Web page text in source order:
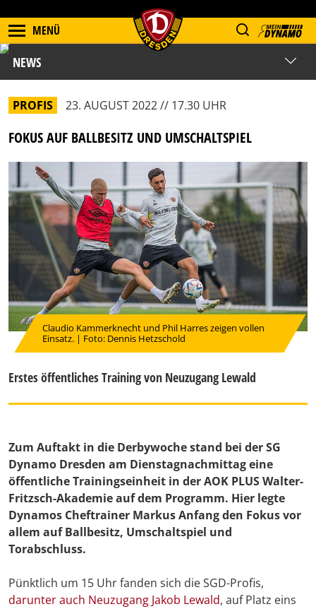
MENÜ
NEWS
PROFIS 23. AUGUST 2022 // 17.30 UHR
FOKUS AUF BALLBESITZ UND UMSCHALTSPIEL
Claudio Kammerknecht und Phil Harres zeigen vollen
Einsatz. | Foto: Dennis Hetzschold
Erstes öffentliches Training von Neuzugang Lewald
Zum Auftakt in die Derbywoche stand bei der SG
Dynamo Dresden am Dienstagnachmittag eine
öffentliche Trainingseinheit in der AOK PLUS Walter-
Fritzsch-Akademie auf dem Programm. Hier legte
Dynamos Cheftrainer Markus Anfang den Fokus vor
allem auf Ballbesitz, Umschaltspiel und
Torabschluss.
Pünktlich um 15 Uhr fanden sich die SGD-Profis,
darunter auch Neuzugang Jakob Lewald, auf Platz eins